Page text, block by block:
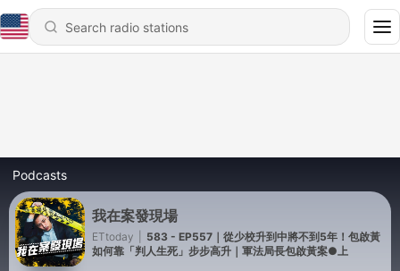
Podcasts
我在案發現場
ETtoday
583 - EP557｜從少校升到中將不到5年！包啟黃
如何靠「判人生死」步步高升｜軍法局長包啟黃案●上